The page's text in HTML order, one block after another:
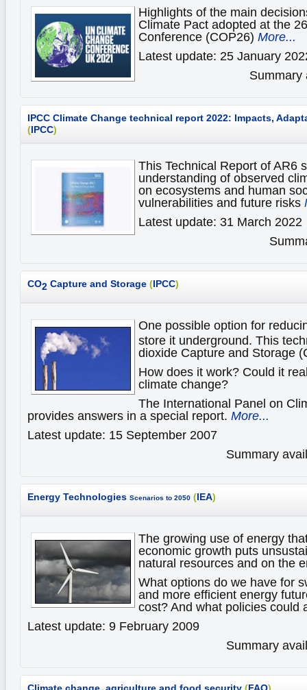
Highlights of the main
Climate Pact adopted at the
Conference (COP26) More...
Latest update: 25 January
Summary
IPCC Climate Change technical report 2022: Impacts,
(IPCC)
This Technical Report of AR6
understanding of observed
on ecosystems and human
vulnerabilities and future risks
Latest update: 31 March 2022
CO2 Capture and Storage (IPCC)
One possible option for
store it underground. This
dioxide Capture and Storage
How does it work? Could it
climate change?
The International Panel on
provides answers in a special report. More...
Latest update: 15 September 2007
Summary
Energy Technologies Scenarios to 2050 (IEA)
The growing use of energy
economic growth puts
natural resources and on the
What options do we have for
and more efficient energy
cost? And what policies could
Latest update: 9 February 2009
Summary
Climate change, agriculture and food security (FAO)